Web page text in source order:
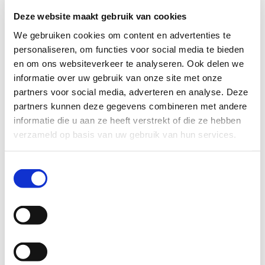
Deze website maakt gebruik van cookies
We gebruiken cookies om content en advertenties te
personaliseren, om functies voor social media te bieden
en om ons websiteverkeer te analyseren. Ook delen we
informatie over uw gebruik van onze site met onze
partners voor social media, adverteren en analyse. Deze
partners kunnen deze gegevens combineren met andere
informatie die u aan ze heeft verstrekt of die ze hebben
verzameld op basis van uw gebruik van hun services.
Sie können sich direkt an unser Verkaufsteam wenden, um
KONTAKTIEREN SIE UNS